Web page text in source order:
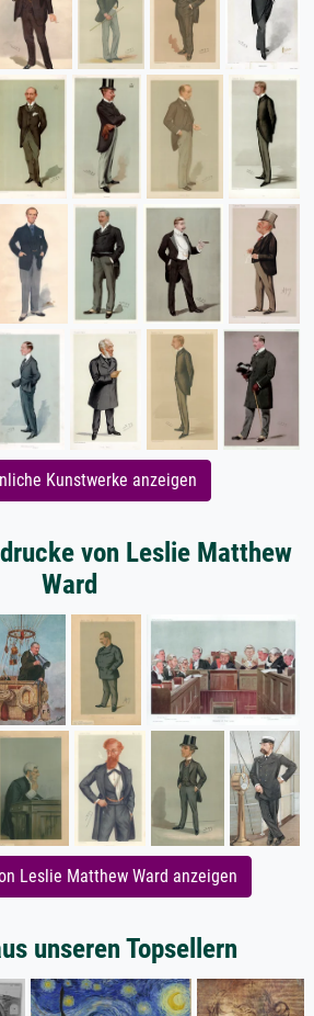
Kunstwerke anzeigen
von Leslie Matthew
Ward
Leslie Matthew Ward anzeigen
unseren Topsellern